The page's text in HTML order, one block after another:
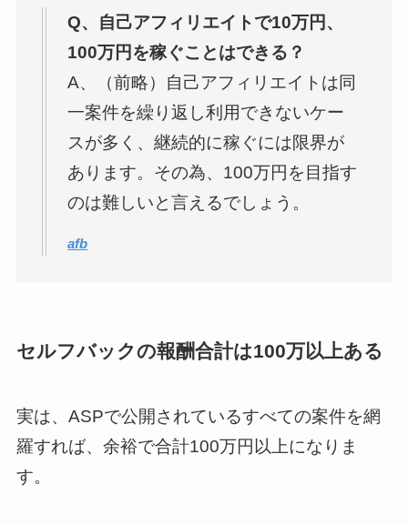
Q、自己アフィリエイトで10万円、
100万円を稼ぐことはできる？
A、（前略）自己アフィリエイトは同
一案件を繰り返し利用できないケー
スが多く、継続的に稼ぐには限界が
あります。その為、100万円を目指す
のは難しいと言えるでしょう。
afb
セルフバックの報酬合計は100万以上ある
実は、ASPで公開されているすべての案件を網
羅すれば、余裕で合計100万円以上になりま
す。